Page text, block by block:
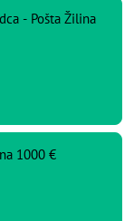
- Pošta Žilina
na 1000 €